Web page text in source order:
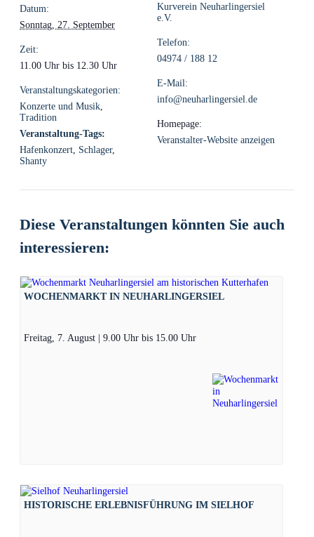
Datum:
Sonntag, 27. September
Zeit:
11.00 Uhr bis 12.30 Uhr
Veranstaltungskategorien:
Konzerte und Musik
Tradition
Veranstaltung-Tags:
Hafenkonzert Schlager,
Shanty
Kurverein Neuharlingersiel
e.V.
Telefon:
04974 / 188 12
E-Mail:
info@neuharlingersiel.de
Homepage:
Veranstalter-Website anzeigen
Diese Veranstaltungen könnten Sie auch
interessieren:
WOCHENMARKT IN NEUHARLINGERSIEL
Freitag, 7. August | 9.00 Uhr bis 15.00 Uhr
HISTORISCHE ERLEBNISFÜHRUNG IM SIELHOF